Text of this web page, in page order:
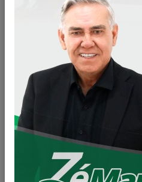
2022.doc
VOLTAR
LEIA MAIS
11/06/2026 20:00
Secretaria de Planejamento –